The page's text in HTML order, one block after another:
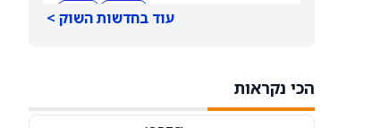
עוד בחדשות השוק >
הכי נקראות